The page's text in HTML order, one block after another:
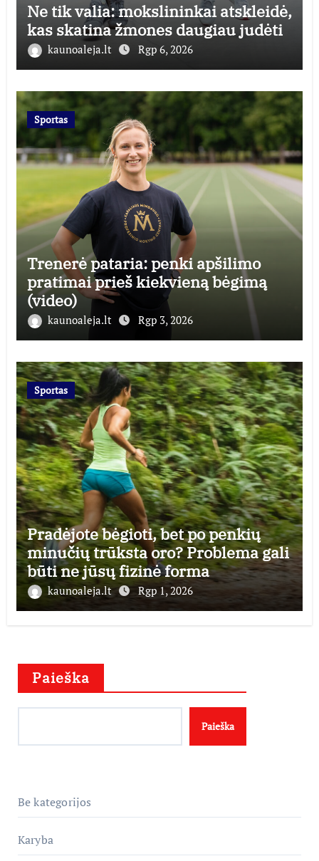
Ne tik valia: mokslininkai atskleidė,
kas skatina žmones daugiau judėti
kaunoaleja.lt Rgp 6, 2026
Sportas
Trenerė pataria: penki apšilimo
pratimai prieš kiekvieną bėgimą
(video)
kaunoaleja.lt Rgp 3, 2026
Sportas
Pradėjote bėgioti, bet po penkių
minučių trūksta oro? Problema gali
būti ne jūsų fizinė forma
kaunoaleja.lt Rgp 1, 2026
Paieška
Paieška
Be kategorijos
Karyba